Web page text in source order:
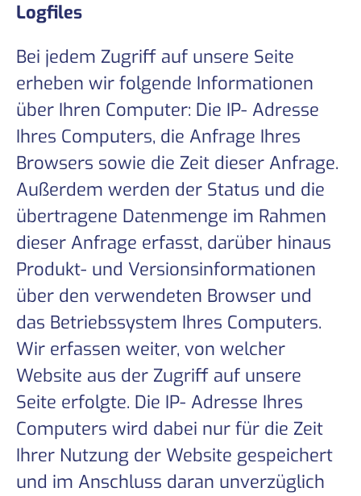
Logfiles
Bei jedem Zugriff auf unsere Seite
erheben wir folgende Informationen
über Ihren Computer: Die IP- Adresse
Ihres Computers, die Anfrage Ihres
Browsers sowie die Zeit dieser Anfrage.
Außerdem werden der Status und die
übertragene Datenmenge im Rahmen
dieser Anfrage erfasst, darüber hinaus
Produkt- und Versionsinformationen
über den verwendeten Browser und
das Betriebssystem Ihres Computers.
Wir erfassen weiter, von welcher
Website aus der Zugriff auf unsere
Seite erfolgte. Die IP- Adresse Ihres
Computers wird dabei nur für die Zeit
Ihrer Nutzung der Website gespeichert
und im Anschluss daran unverzüglich